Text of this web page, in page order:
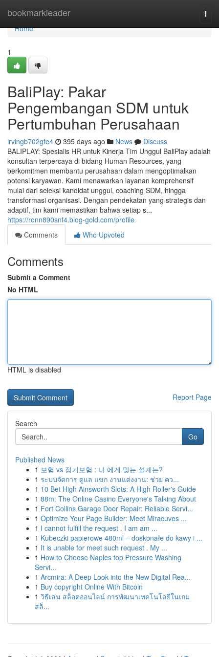
bookmarkleader
Home
Home
1
BaliPlay: Pakar
Pengembangan SDM untuk
Pertumbuhan Perusahaan
irvingb702gfe4 395 days ago News
Discuss
BALIPLAY: Spesialis HR untuk Kinerja Tim Unggul BaliPlay adalah
konsultan terpercaya di bidang Human Resources, yang
berkomitmen membantu perusahaan dalam mengoptimalkan
potensi karyawan. Kami menawarkan layanan komprehensif
mulai dari seleksi kandidat unggul, coaching SDM, hingga
transformasi organisasi. Dengan pendekatan yang strategis dan
adaptif, tim kami memastikan bahwa setiap s...
https://ronn890snf4.blog-gold.com/profile
Comments
Who Upvoted
Comments
Submit a Comment
No HTML
HTML is disabled
Report Page
Search
Go
Published News
1 보험 vs 정기보험 : 나 에게 맞는 설계는?
1 ระบบจัดการ ดูแล แขก งานแต่งงาน: ช่วย คว...
1 10 Bet High Ainsworth Slots: A High Roller's Guide
1 88m: The Online Casino Everyone's Talking About
1 Fort Collins Garage Door Repair: Reliable Servi...
1 Optimize Your Page Builder: Meet Miracuves ...
1 I cannot fulfill the request . I am am ...
1 Kubeczki papierowe 480ml – doskonałe do kawy i ...
1 It is unable for meet such request . My ...
1 How to Choose Naples top Pressure Washing
Servi...
1 Arcmira: A Deep Look into the New Digital Rea...
1 Buy copyright Online With Bitcoin
1 วิธีเล่น สล็อตออนไลน์ การพัฒนาเทคโนโลยีในเกม
สล็...